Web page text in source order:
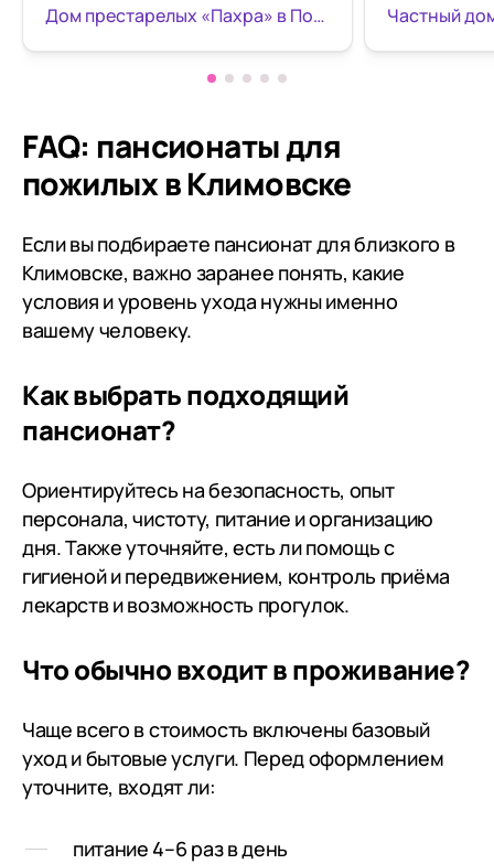
и сердечное отношение к своим
подопечным. Постоялец
пансионата и его сын
Дом престарелых «Пахра» в Подольске
их не
FAQ: пансионаты для
пожилых в Климовске
Если вы подбираете пансионат для близкого в
Климовске, важно заранее понять, какие
условия и уровень ухода нужны именно
вашему человеку.
Как выбрать подходящий
пансионат?
Ориентируйтесь на безопасность, опыт
персонала, чистоту, питание и организацию
дня. Также уточняйте, есть ли помощь с
гигиеной и передвижением, контроль приёма
лекарств и возможность прогулок.
Что обычно входит в проживание?
Чаще всего в стоимость включены базовый
уход и бытовые услуги. Перед оформлением
уточните, входят ли:
питание 4–6 раз в день